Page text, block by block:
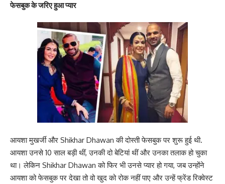
फेसबुक के जरिए हुआ प्यार
आयशा मुखर्जी और Shikhar Dhawan की दोस्ती फेसबुक पर शुरू हुई थी.
आयशा उनसे 10 साल बड़ी थीं, उनकी दो बेटियां थीं और उनका तलाक हो चुका
था। लेकिन Shikhar Dhawan को फिर भी उनसे प्यार हो गया, जब उन्होंने
आयशा को फेसबुक पर देखा तो वो खुद को रोक नहीं पाए और उन्हें फ्रेंड रिक्वेस्ट